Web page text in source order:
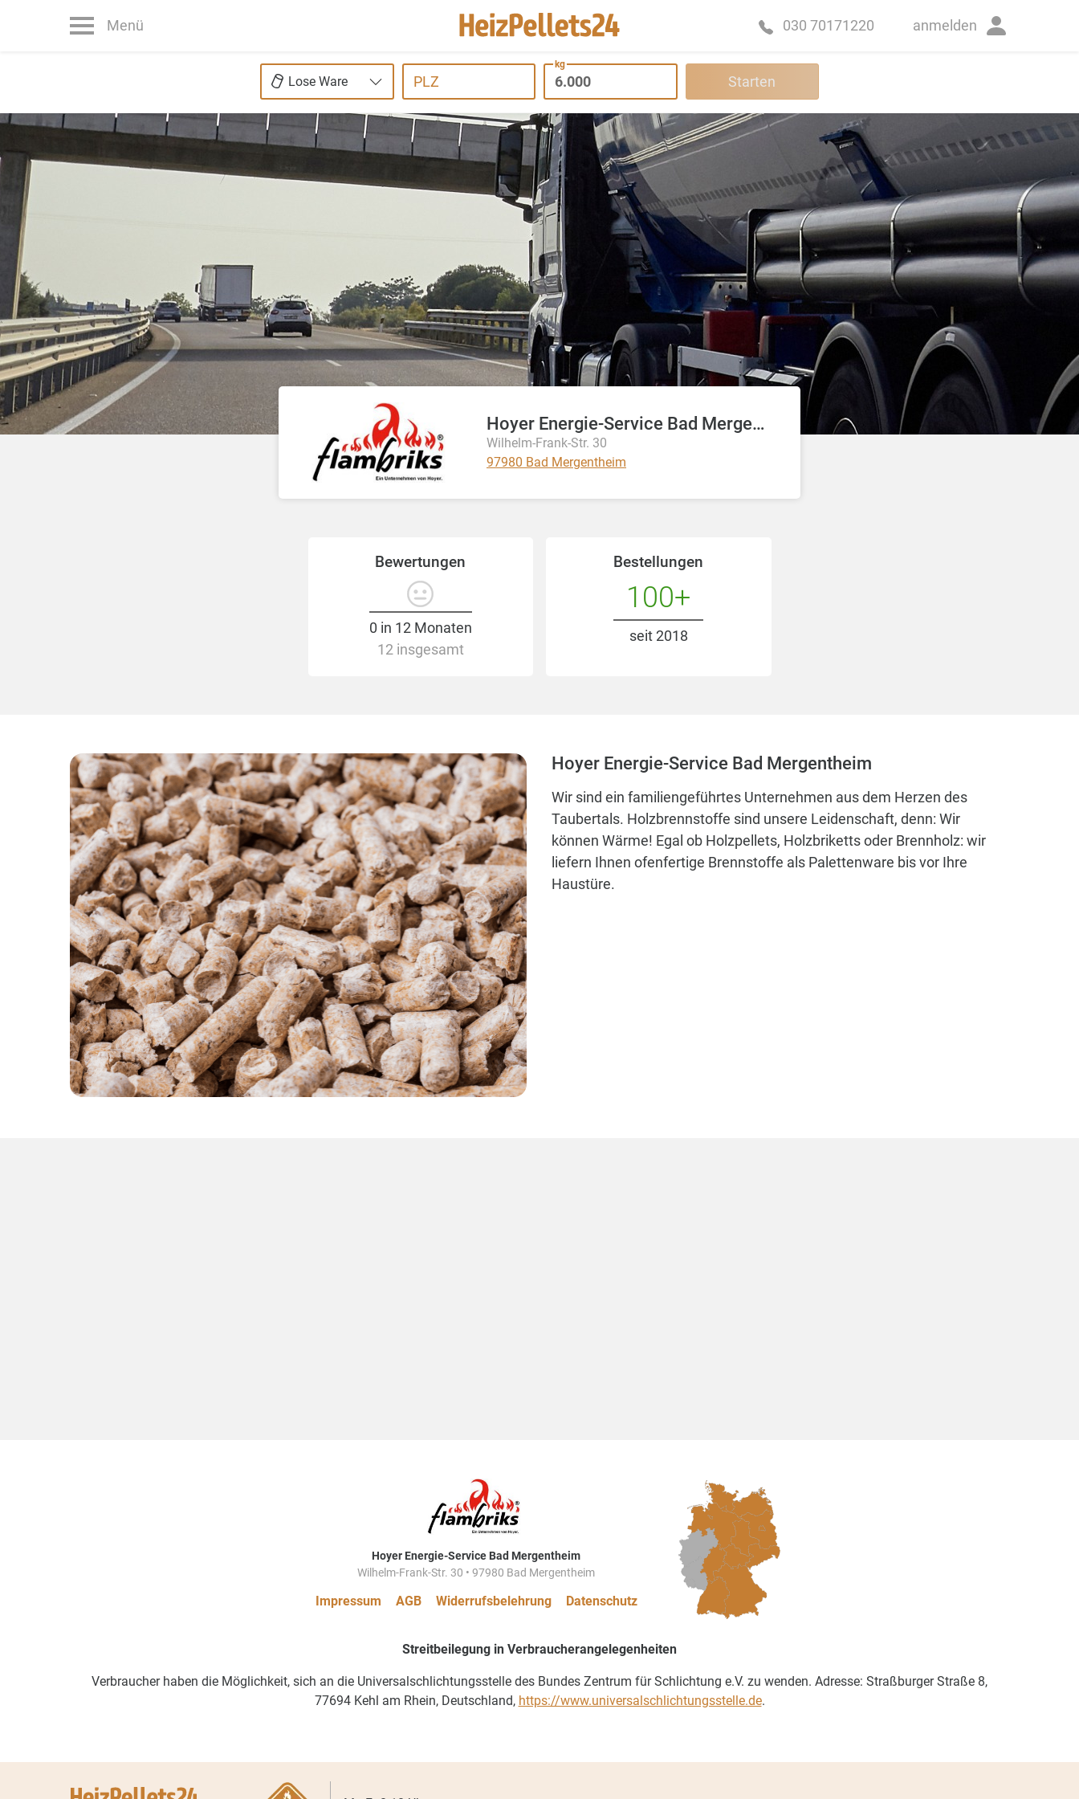
Menü 030 70171220 anmelden
Lose Ware PLZ
kg
Starten
Hoyer Energie-Service Bad Mergentheim
Wilhelm-Frank-Str. 30
97980 Bad Mergentheim
Bewertungen
0 in 12 Monaten
12 insgesamt
Bestellungen
100+
seit 2018
Hoyer Energie-Service Bad Mergentheim
Wir sind ein familiengeführtes Unternehmen aus dem Herzen des
Taubertals. Holzbrennstoffe sind unsere Leidenschaft, denn: Wir
können Wärme! Egal ob Holzpellets, Holzbriketts oder Brennholz: wir
liefern Ihnen ofenfertige Brennstoffe als Palettenware bis vor Ihre
Haustüre.
Hoyer Energie-Service Bad Mergentheim
Wilhelm-Frank-Str. 30 • 97980 Bad Mergentheim
Impressum AGB Widerrufsbelehrung Datenschutz
Streitbeilegung in Verbraucherangelegenheiten
Verbraucher haben die Möglichkeit, sich an die Universalschlichtungsstelle des Bundes Zentrum für Schlichtung e.V. zu wenden. Adresse: Straßburger Straße 8,
77694 Kehl am Rhein, Deutschland, https://www.universalschlichtungsstelle.de.